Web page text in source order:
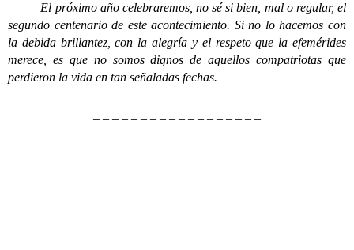
El próximo año celebraremos, no sé si bien, mal o regular, el
segundo centenario de este acontecimiento. Si no lo hacemos con
la debida brillantez, con la alegría y el respeto que la efemérides
merece, es que no somos dignos de aquellos compatriotas que
perdieron la vida en tan señaladas fechas.
– – – – – – – – – – – – – – – – – –